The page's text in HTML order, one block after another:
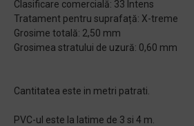
Clasificare comercială: 33 Intens
Tratament pentru suprafață: X-treme
Grosime totală: 2,50 mm
Grosimea stratului de uzură: 0,60 mm
Cantitatea este in metri patrati.
PVC-ul este la latime de 3 si 4 m.